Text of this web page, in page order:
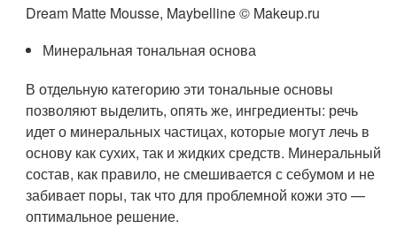
Dream Matte Mousse, Maybelline © Makeup.ru
Минеральная тональная основа
В отдельную категорию эти тональные основы
позволяют выделить, опять же, ингредиенты: речь
идет о минеральных частицах, которые могут лечь в
основу как сухих, так и жидких средств. Минеральный
состав, как правило, не смешивается с себумом и не
забивает поры, так что для проблемной кожи это —
оптимальное решение.